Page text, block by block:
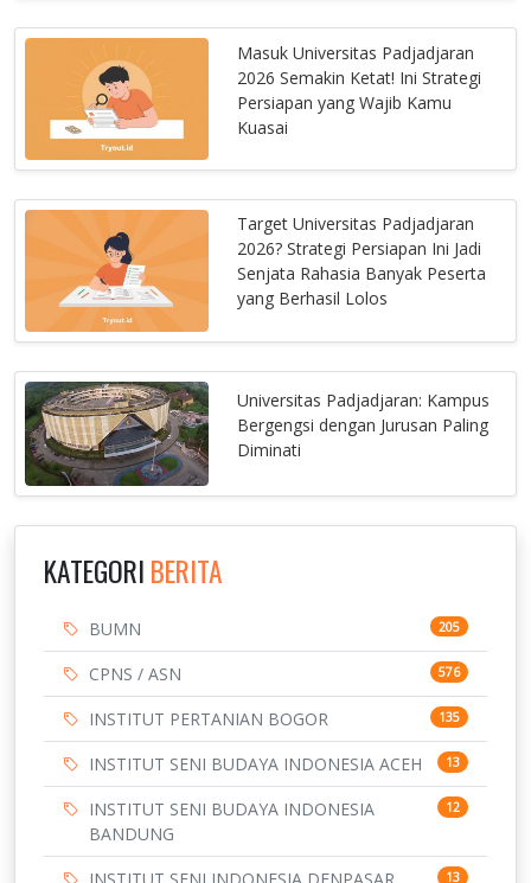
Masuk Universitas Padjadjaran
2026 Semakin Ketat! Ini Strategi
Persiapan yang Wajib Kamu
Kuasai
Target Universitas Padjadjaran
2026? Strategi Persiapan Ini Jadi
Senjata Rahasia Banyak Peserta
yang Berhasil Lolos
Universitas Padjadjaran: Kampus
Bergengsi dengan Jurusan Paling
Diminati
KATEGORI BERITA
BUMN 205
CPNS / ASN 576
INSTITUT PERTANIAN BOGOR 135
INSTITUT SENI BUDAYA INDONESIA ACEH 13
INSTITUT SENI BUDAYA INDONESIA
BANDUNG
12
13